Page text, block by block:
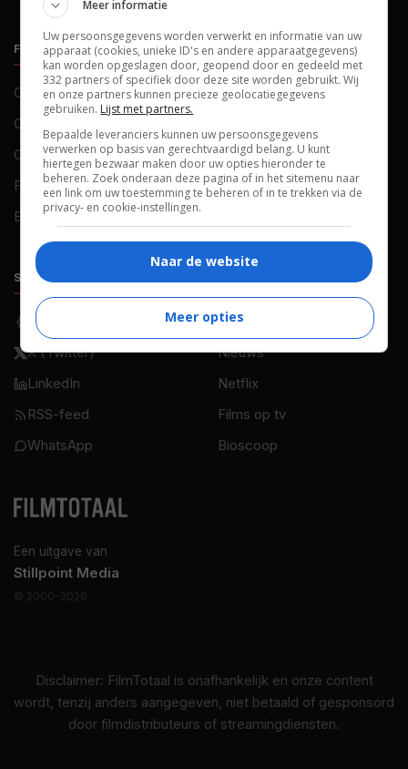
Een uitgave van
Stillpoint Media
© 2000–2026
FILMTOTAAL
Contact
Over ons
Colofon
FAQ
Blog
BELEID
Privacy
Cookies
Cookievoorkeuren
SOCIALS
Facebook
X (Twitter)
LinkedIn
RSS-feed
WhatsApp
Recensies
Nieuws
Netflix
Films op tv
Bioscoop
Disclaimer: FilmTotaal is onafhankelijk en onze content
wordt, tenzij anders aangegeven, niet betaald of gesponsord
door filmdistributeurs of streamingdiensten.
Meer informatie
Uw persoonsgegevens worden verwerkt en informatie van uw
apparaat (cookies, unieke ID's en andere apparaatgegevens)
kan worden opgeslagen door, geopend door en gedeeld met
332 partners of specifiek door deze site worden gebruikt. Wij
en onze partners kunnen precieze geolocatiegegevens
gebruiken. Lijst met partners.
Bepaalde leveranciers kunnen uw persoonsgegevens
verwerken op basis van gerechtvaardigd belang. U kunt
hiertegen bezwaar maken door uw opties hieronder te
beheren. Zoek onderaan deze pagina of in het sitemenu naar
een link om uw toestemming te beheren of in te trekken via de
privacy- en cookie-instellingen.
Naar de website
Meer opties